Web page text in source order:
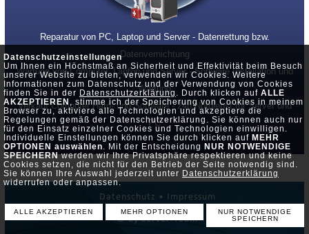
Datenschutzeinstellungen
Um Ihnen ein Höchstmaß an Sicherheit und Effektivität beim Besuch
unserer Website zu bieten, verwenden wir Cookies. Weitere
Informationen zum Datenschutz und der Verwendung von Cookies
finden Sie in der Datenschutzerklärung . Durch klicken auf ALLE
AKZEPTIEREN , stimme ich der Speicherung von Cookies in meinem
Browser zu, aktiviere alle Technologien und akzeptiere die
Regelungen gemäß der Datenschutzerklärung. Sie können auch nur
für den Einsatz einzelner Cookies und Technologien einwilligen.
Individuelle Einstellungen können Sie durch klicken auf MEHR
OPTIONEN auswählen. Mit der Entscheidung NUR NOTWENDIGE
SPEICHERNwerden wir Ihre Privatsphäre respektieren und keine
Cookies setzen, die nicht für den Betrieb der Seite notwendig sind.
Sie können Ihre Auswahl jederzeit unter Datenschutzerklärung
widerrufen oder anpassen.
ALLE AKZEPTIEREN MEHR OPTIONEN
NUR NOTWENDIGE
SPEICHERN
Reparatur von PC, Laptop und Server - Datenrettung bzw.
Datenvernichtung
Wartung von Computer, Laptop und Server - Software Installation und
Wartung
Verkauf Computer Hard- und Software - 24h Notdienst für Server und
PC
Datenschutz • Impressum
© by Server-Team